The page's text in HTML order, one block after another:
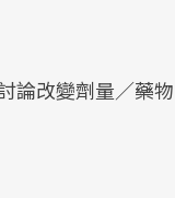
論改變劑量／藥物